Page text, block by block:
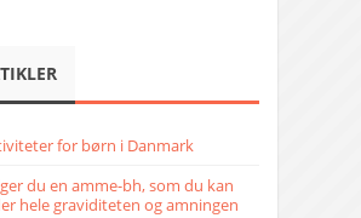
for børn i Danmark
du en amme-bh, som du kan
hele graviditeten og amningen